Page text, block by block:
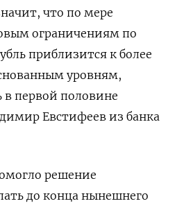
что по мере
ограничениям по
приблизится к более
уровням,
в первой половине
Евстифеев из банка
решение
до конца нынешнего